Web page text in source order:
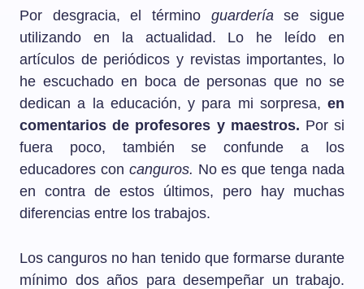
Por desgracia, el término guarderíase sigue
utilizando en la actualidad. Lo he leído en
artículos de periódicos y revistas importantes, lo
he escuchado en boca de personas que no se
dedican a la educación, y para mi sorpresa, en
comentarios de profesores y maestros. Por si
fuera poco, también se confunde a los
educadores con canguros. No es que tenga nada
en contra de estos últimos, pero hay muchas
diferencias entre los trabajos.
Los canguros no han tenido que formarse durante
mínimo dos años para desempeñar un trabajo.